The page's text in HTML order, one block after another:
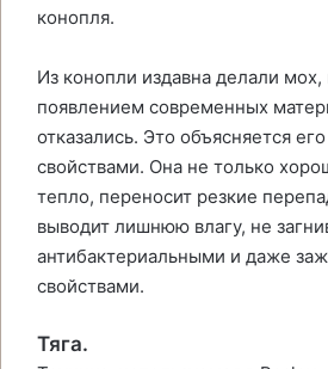
конопля.
Из конопли издавна делали
появлением современных
отказались. Это объясняется
свойствами. Она не только
тепло, переносит резкие
выводит лишнюю влагу, не
антибактериальными и даже
свойствами.
Тяга.